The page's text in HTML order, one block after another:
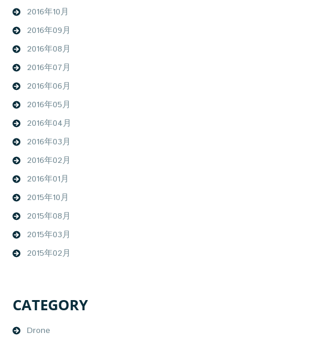
2016年10月
2016年09月
2016年08月
2016年07月
2016年06月
2016年05月
2016年04月
2016年03月
2016年02月
2016年01月
2015年10月
2015年08月
2015年03月
2015年02月
CATEGORY
Drone